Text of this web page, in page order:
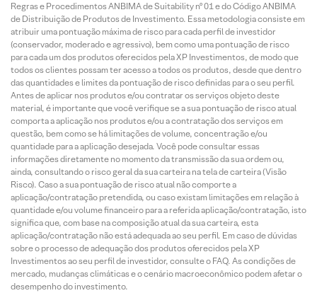
Regras e Procedimentos ANBIMA de Suitability nº 01 e do Código ANBIMA
de Distribuição de Produtos de Investimento. Essa metodologia consiste em
atribuir uma pontuação máxima de risco para cada perfil de investidor
(conservador, moderado e agressivo), bem como uma pontuação de risco
para cada um dos produtos oferecidos pela XP Investimentos, de modo que
todos os clientes possam ter acesso a todos os produtos, desde que dentro
das quantidades e limites da pontuação de risco definidas para o seu perfil.
Antes de aplicar nos produtos e/ou contratar os serviços objeto deste
material, é importante que você verifique se a sua pontuação de risco atual
comporta a aplicação nos produtos e/ou a contratação dos serviços em
questão, bem como se há limitações de volume, concentração e/ou
quantidade para a aplicação desejada. Você pode consultar essas
informações diretamente no momento da transmissão da sua ordem ou,
ainda, consultando o risco geral da sua carteira na tela de carteira (Visão
Risco). Caso a sua pontuação de risco atual não comporte a
aplicação/contratação pretendida, ou caso existam limitações em relação à
quantidade e/ou volume financeiro para a referida aplicação/contratação, isto
significa que, com base na composição atual da sua carteira, esta
aplicação/contratação não está adequada ao seu perfil. Em caso de dúvidas
sobre o processo de adequação dos produtos oferecidos pela XP
Investimentos ao seu perfil de investidor, consulte o FAQ. As condições de
mercado, mudanças climáticas e o cenário macroeconômico podem afetar o
desempenho do investimento.